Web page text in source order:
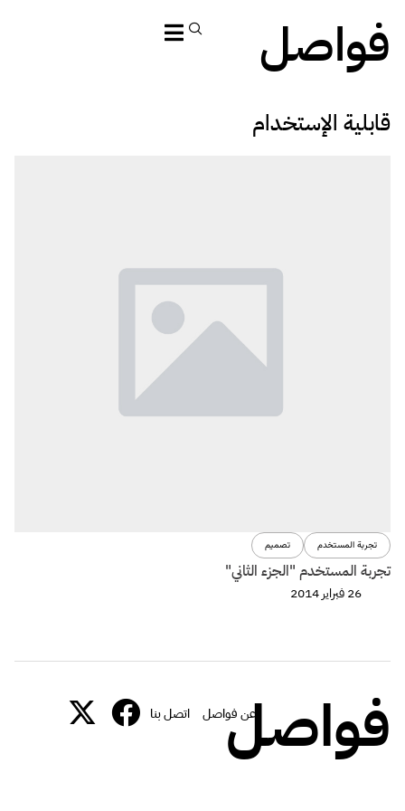
فواصل
قابلية الإستخدام
تجربة المستخدم تصميم
تجربة المستخدم "الجزء الثاني"
26 فبراير 2014
فواصل
عن فواصل اتصل بنا